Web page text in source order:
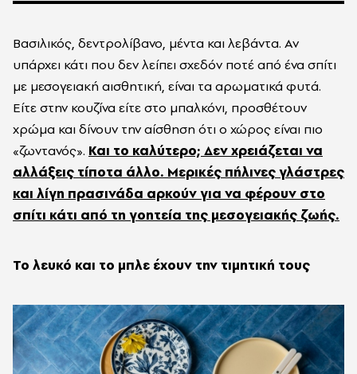
Βασιλικός, δεντρολίβανο, μέντα και λεβάντα. Αν
υπάρχει κάτι που δεν λείπει σχεδόν ποτέ από ένα σπίτι
με μεσογειακή αισθητική, είναι τα αρωματικά φυτά.
Είτε στην κουζίνα είτε στο μπαλκόνι, προσθέτουν
χρώμα και δίνουν την αίσθηση ότι ο χώρος είναι πιο
«ζωντανός». Και το καλύτερο; Δεν χρειάζεται να
αλλάξεις τίποτα άλλο. Μερικές πήλινες γλάστρες
και λίγη πρασινάδα αρκούν για να φέρουν στο
σπίτι κάτι από τη γοητεία της μεσογειακής ζωής.
Το λευκό και το μπλε έχουν την τιμητική τους